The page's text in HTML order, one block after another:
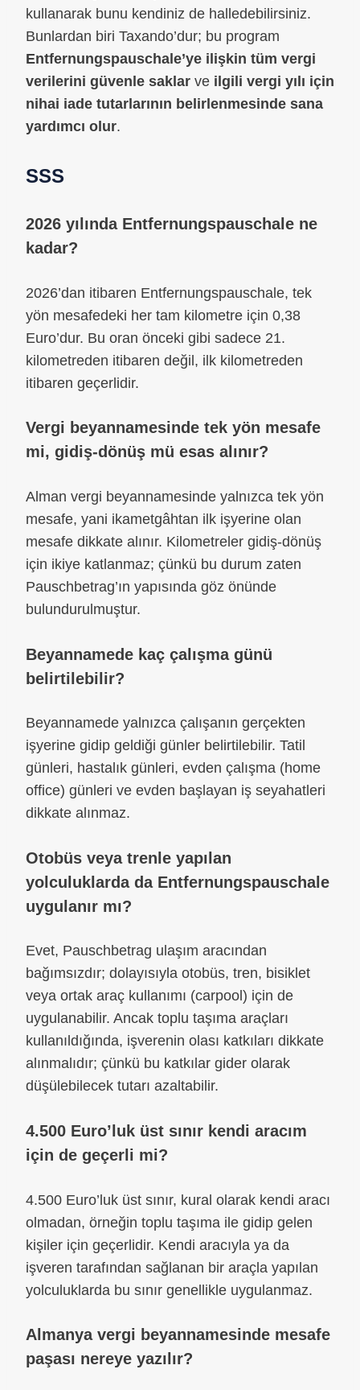
kullanarak bunu kendiniz de halledebilirsiniz.
Bunlardan biri Taxando’dur; bu program
Entfernungspauschale’ye ilişkin tüm vergi
verilerini güvenle saklar ve ilgili vergi yılı için
nihai iade tutarlarının belirlenmesinde sana
yardımcı olur.
SSS
2026 yılında Entfernungspauschale ne
kadar?
2026’dan itibaren Entfernungspauschale, tek
yön mesafedeki her tam kilometre için 0,38
Euro’dur. Bu oran önceki gibi sadece 21.
kilometreden itibaren değil, ilk kilometreden
itibaren geçerlidir.
Vergi beyannamesinde tek yön mesafe
mi, gidiş-dönüş mü esas alınır?
Alman vergi beyannamesinde yalnızca tek yön
mesafe, yani ikametgâhtan ilk işyerine olan
mesafe dikkate alınır. Kilometreler gidiş-dönüş
için ikiye katlanmaz; çünkü bu durum zaten
Pauschbetrag’ın yapısında göz önünde
bulundurulmuştur.
Beyannamede kaç çalışma günü
belirtilebilir?
Beyannamede yalnızca çalışanın gerçekten
işyerine gidip geldiği günler belirtilebilir. Tatil
günleri, hastalık günleri, evden çalışma (home
office) günleri ve evden başlayan iş seyahatleri
dikkate alınmaz.
Otobüs veya trenle yapılan
yolculuklarda da Entfernungspauschale
uygulanır mı?
Evet, Pauschbetrag ulaşım aracından
bağımsızdır; dolayısıyla otobüs, tren, bisiklet
veya ortak araç kullanımı (carpool) için de
uygulanabilir. Ancak toplu taşıma araçları
kullanıldığında, işverenin olası katkıları dikkate
alınmalıdır; çünkü bu katkılar gider olarak
düşülebilecek tutarı azaltabilir.
4.500 Euro’luk üst sınır kendi aracım
için de geçerli mi?
4.500 Euro’luk üst sınır, kural olarak kendi aracı
olmadan, örneğin toplu taşıma ile gidip gelen
kişiler için geçerlidir. Kendi aracıyla ya da
işveren tarafından sağlanan bir araçla yapılan
yolculuklarda bu sınır genellikle uygulanmaz.
Almanya vergi beyannamesinde mesafe
paşası nereye yazılır?